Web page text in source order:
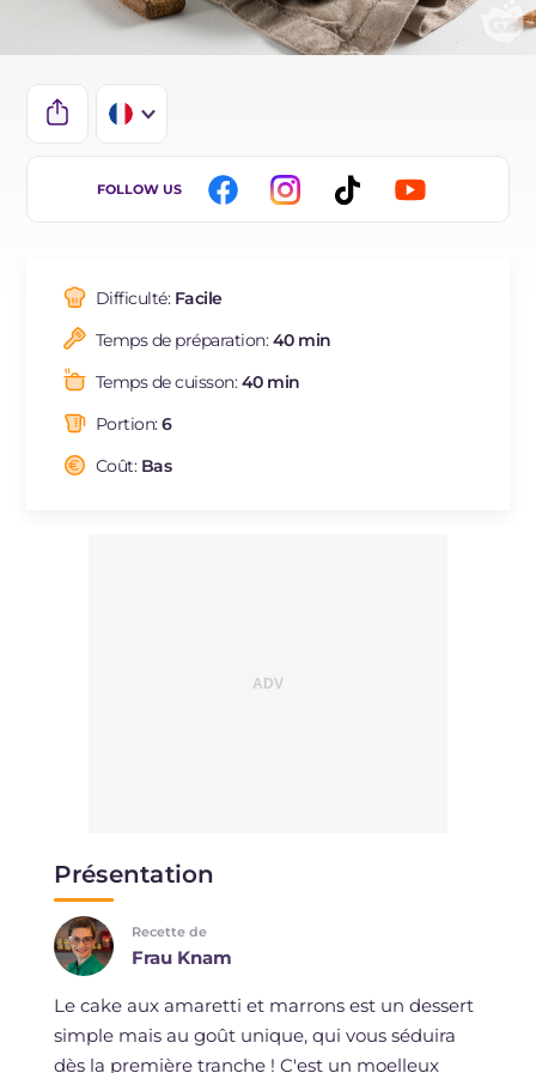
IT
ES
BR
NL
FOLLOW US
Difficulté: Facile
Temps de préparation:40 min
Temps de cuisson:40 min
Portion:6
Coût: Bas
Présentation
Recette de
Frau Knam
Le cake aux amaretti et marrons est un dessert
simple mais au goût unique, qui vous séduira
dès la première tranche ! C'est un moelleux